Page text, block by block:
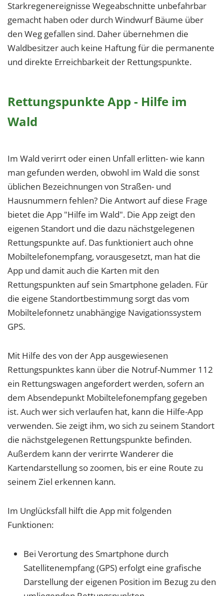
Starkregenereignisse Wegeabschnitte unbefahrbar
gemacht haben oder durch Windwurf Bäume über
den Weg gefallen sind. Daher übernehmen die
Waldbesitzer auch keine Haftung für die permanente
und direkte Erreichbarkeit der Rettungspunkte.
Rettungspunkte App - Hilfe im
Wald
Im Wald verirrt oder einen Unfall erlitten- wie kann
man gefunden werden, obwohl im Wald die sonst
üblichen Bezeichnungen von Straßen- und
Hausnummern fehlen? Die Antwort auf diese Frage
bietet die App "Hilfe im Wald". Die App zeigt den
eigenen Standort und die dazu nächstgelegenen
Rettungspunkte auf. Das funktioniert auch ohne
Mobiltelefonempfang, vorausgesetzt, man hat die
App und damit auch die Karten mit den
Rettungspunkten auf sein Smartphone geladen. Für
die eigene Standortbestimmung sorgt das vom
Mobiltelefonnetz unabhängige Navigationssystem
GPS.
Mit Hilfe des von der App ausgewiesenen
Rettungspunktes kann über die Notruf-Nummer 112
ein Rettungswagen angefordert werden, sofern an
dem Absendepunkt Mobiltelefonempfang gegeben
ist. Auch wer sich verlaufen hat, kann die Hilfe-App
verwenden. Sie zeigt ihm, wo sich zu seinem Standort
die nächstgelegenen Rettungspunkte befinden.
Außerdem kann der verirrte Wanderer die
Kartendarstellung so zoomen, bis er eine Route zu
seinem Ziel erkennen kann.
Im Unglücksfall hilft die App mit folgenden
Funktionen:
Bei Verortung des Smartphone durch
Satellitenempfang (GPS) erfolgt eine grafische
Darstellung der eigenen Position im Bezug zu den